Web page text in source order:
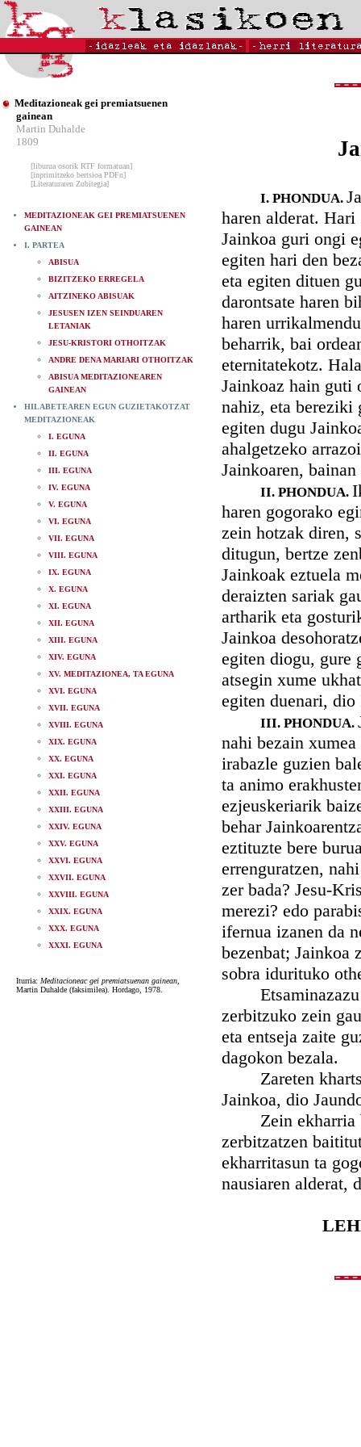
Meditazioneak gei premiatsuenen
gainean
Martin Duhalde
1809
[liburua osorik RTF formatuan]
[inprimitzeko bertsioa PDFn]
[Literaturaren Zubitegia]
MEDITAZIONEAK GEI PREMIATSUENEN
GAINEAN
I. PARTEA
ABISUA
BIZITZEKO ERREGELA
AITZINEKO ABISUAK
JESUSEN IZEN SEINDUAREN
LETANIAK
JESU-KRISTORI OTHOITZAK
ANDRE DENA MARIARI OTHOITZAK
ABISUA MEDITAZIONEAREN
GAINEAN
HILABETEAREN EGUN GUZIETAKOTZAT
MEDITAZIONEAK
I. EGUNA
II. EGUNA
III. EGUNA
IV. EGUNA
V. EGUNA
VI. EGUNA
VII. EGUNA
VIII. EGUNA
IX. EGUNA
X. EGUNA
XI. EGUNA
XII. EGUNA
XIII. EGUNA
XIV. EGUNA
XV. MEDITAZIONEA, TA EGUNA
XVI. EGUNA
XVII. EGUNA
XVIII. EGUNA
XIX. EGUNA
XX. EGUNA
XXI. EGUNA
XXII. EGUNA
XXIII. EGUNA
XXIV. EGUNA
XXV. EGUNA
XXVI. EGUNA
XXVII. EGUNA
XXVIII. EGUNA
XXIX. EGUNA
XXX. EGUNA
XXXI. EGUNA
Iturria: Meditacioneac gei premiatsuenan gainean
Martin Duhalde (faksimilea). Hordago, 1978.
I. PHONDUA.
haren alderat.
Jainkoa guri ongi
egiten hari den
eta egiten dituen
darontsate haren
haren
beharrik, bai
eternitatekotz.
Jainkoaz hain guti
nahiz, eta bereziki
egiten dugu
ahalgetzeko
Jainkoaren,
II. PHONDUA.
haren gogorako
zein hotzak diren,
ditugun, bertze
Jainkoak eztuela
deraizten sariak
artharik eta
Jainkoa
egiten diogu, gure
atsegin xume
egiten duenari,
III. PHONDUA.
nahi bezain
irabazle guzien
ta animo
ezjeuskeriarik
behar
eztituzte bere
errenguratzen,
zer bada? Jesu-
merezi? edo
ifernua izanen da
bezenbat; Jainkoa
sobra idurituko
Etsaminazazu
zerbitzuko zein
eta entseja zaite
dagokon bezala.
Zareten
Jainkoa, dio
Zein ekharria
zerbitzatzen
ekharritasun ta
nausiaren alderat,